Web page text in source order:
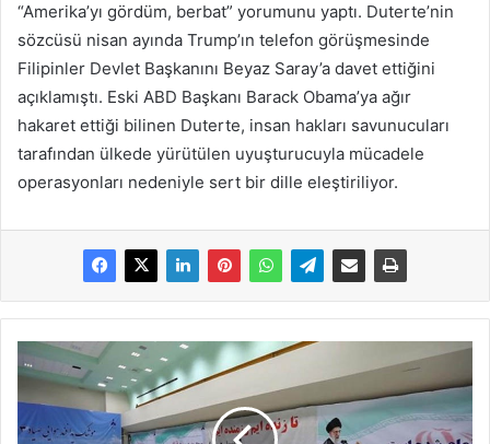
“Amerika’yı gördüm, berbat” yorumunu yaptı. Duterte’nin
sözcüsü nisan ayında Trump’ın telefon görüşmesinde
Filipinler Devlet Başkanını Beyaz Saray’a davet ettiğini
açıklamıştı. Eski ABD Başkanı Barack Obama’ya ağır
hakaret ettiği bilinen Duterte, insan hakları savunucuları
tarafından ülkede yürütülen uyuşturucuyla mücadele
operasyonları nedeniyle sert bir dille eleştiriliyor.